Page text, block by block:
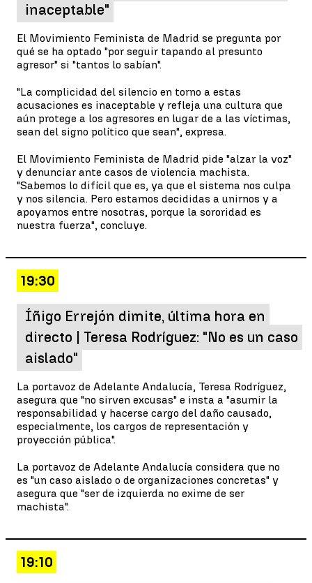
inaceptable"
El Movimiento Feminista de Madrid se pregunta por
qué se ha optado "por seguir tapando al presunto
agresor" si "tantos lo sabían".
"La complicidad del silencio en torno a estas
acusaciones es inaceptable y refleja una cultura que
aún protege a los agresores en lugar de a las víctimas,
sean del signo político que sean", expresa.
El Movimiento Feminista de Madrid pide "alzar la voz"
y denunciar ante casos de violencia machista.
"Sabemos lo difícil que es, ya que el sistema nos culpa
y nos silencia. Pero estamos decididas a unirnos y a
apoyarnos entre nosotras, porque la sororidad es
nuestra fuerza", concluye.
19:30
Íñigo Errejón dimite, última hora en
directo | Teresa Rodríguez: "No es un caso
aislado"
La portavoz de Adelante Andalucía, Teresa Rodríguez,
asegura que "no sirven excusas" e insta a "asumir la
responsabilidad y hacerse cargo del daño causado,
especialmente, los cargos de representación y
proyección pública".
La portavoz de Adelante Andalucía considera que no
es "un caso aislado o de organizaciones concretas" y
asegura que "ser de izquierda no exime de ser
machista".
19:10